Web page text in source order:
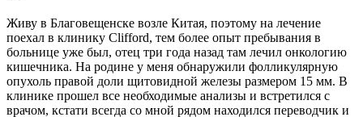
Живу в Благовещенске возле Китая, поэтому на лечение
поехал в клинику Clifford, тем более опыт пребывания в
больнице уже был, отец три года назад там лечил онкологию
кишечника. На родине у меня обнаружили фолликулярную
опухоль правой доли щитовидной железы размером 15 мм. В
клинике прошел все необходимые анализы и встретился с
врачом, кстати всегда со мной рядом находился переводчик и